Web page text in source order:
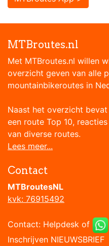
MTBroutes.nl
Met MTBroutes.nl willen
overzicht geven van alle
mountainbikeroutes in
Naast het overzicht
een route Top 10,
van diverse routes.
Lees meer...
Contact
MTBroutesNL
kvk: 76915492
Contact: Helpdesk of
Inschrijven NIEUWSBRIEF